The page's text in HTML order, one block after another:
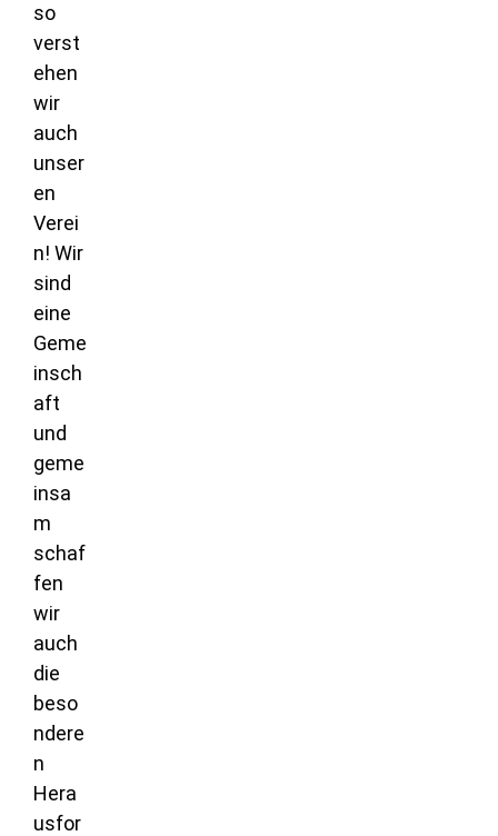
so
verst
ehen
wir
auch
unser
en
Verei
n! Wir
sind
eine
Geme
insch
aft
und
geme
insa
m
schaf
fen
wir
auch
die
beso
ndere
n
Hera
usfor